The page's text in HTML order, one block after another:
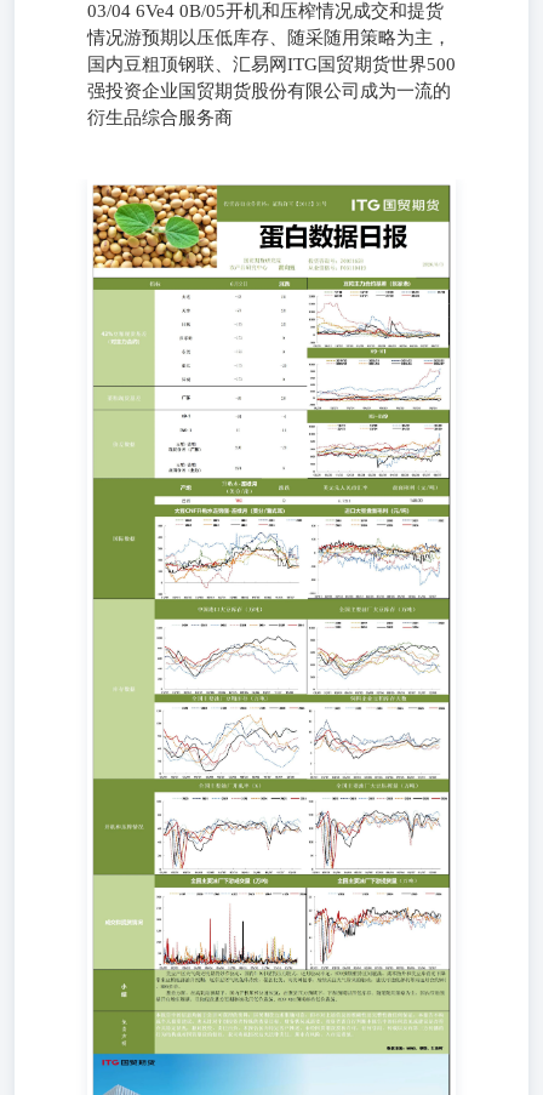
03/04 6Ve4 0B/05开机和压榨情况成交和提货
情况游预期以压低库存、随采随用策略为主，
国内豆粗顶钢联、汇易网ITG国贸期货世界500
强投资企业国贸期货股份有限公司成为一流的
衍生品综合服务商